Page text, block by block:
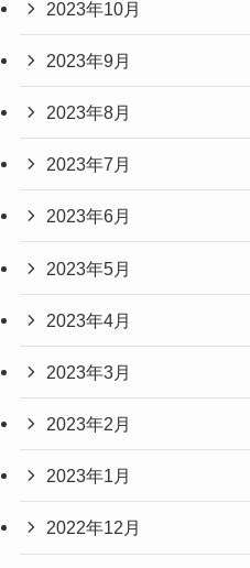
2023年10月
2023年9月
2023年8月
2023年7月
2023年6月
2023年5月
2023年4月
2023年3月
2023年2月
2023年1月
2022年12月